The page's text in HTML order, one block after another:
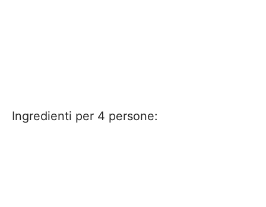
Ingredienti per 4 persone: